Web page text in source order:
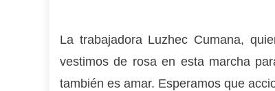
La trabajadora Luzhec Cumana,
vestimos de rosa en esta marcha
también es amar. Esperamos que